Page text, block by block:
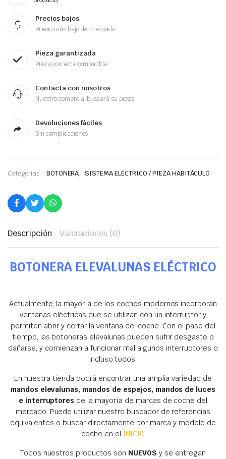
Precios bajos
Precio más bajo del mercado
Pieza garantizada
Pieza correcta compatible
Contacta con nosotros
Nuestro comercial buscará su pieza
Devoluciones fáciles
Sin complicaciones
Categorías: BOTONERA, SISTEMA ELÉCTRICO / PIEZA HABITÁCULO
Descripción Valoraciones (0)
BOTONERA ELEVALUNAS ELÉCTRICO
Actualmente, la mayoría de los coches modernos incorporan
ventanas eléctricas que se utilizan con un interruptor y
permiten abrir y cerrar la ventana del coche. Con el paso del
tiempo, las botoneras elevalunas pueden sufrir desgaste o
dañarse, y comienzan a funcionar mal algunos interruptores o
incluso todos.
En nuestra tienda podrá encontrar una amplia variedad de
mandos elevalunas, mandos de espejos, mandos de luces
e interruptores de la mayoría de marcas de coche del
mercado. Puede utilizar nuestro buscador de referencias
equivalentes o buscar directamente por marca y modelo de
coche en el INICIO
Todos nuestros productos son NUEVOS y se entregan